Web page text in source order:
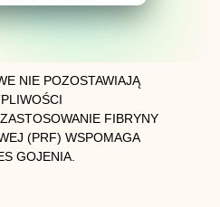
NIE POZOSTAWIAJĄ
FIBRYNY
(PRF) WSPOMAGA
GOJENIA.